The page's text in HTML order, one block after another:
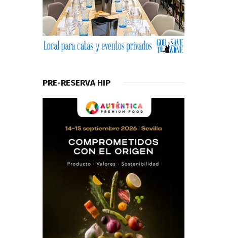
PRE-RESERVA HIP